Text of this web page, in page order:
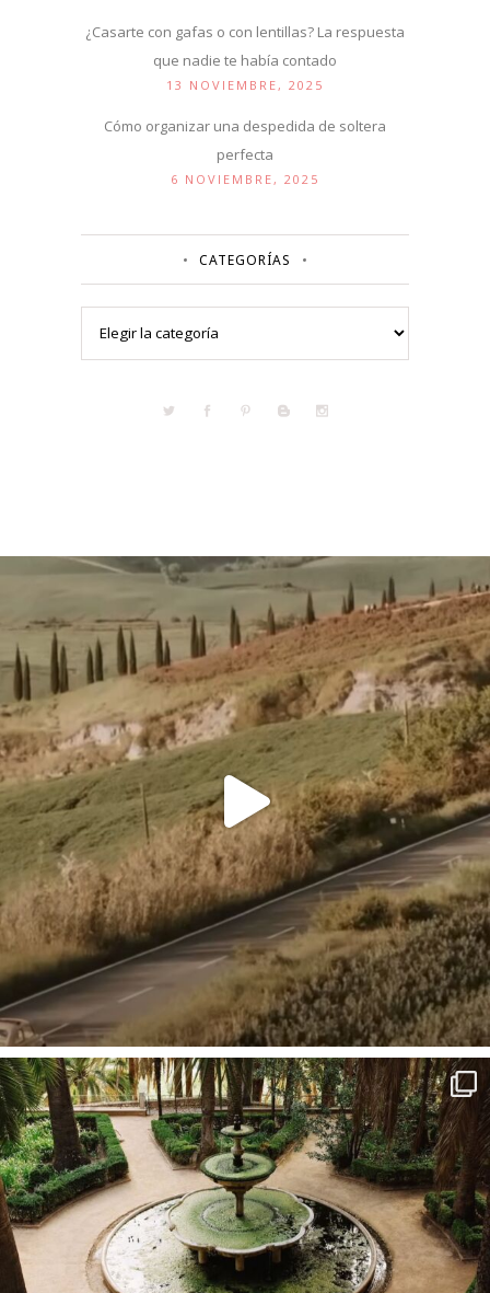
¿Casarte con gafas o con lentillas? La respuesta
que nadie te había contado
13 NOVIEMBRE, 2025
Cómo organizar una despedida de soltera
perfecta
6 NOVIEMBRE, 2025
CATEGORÍAS